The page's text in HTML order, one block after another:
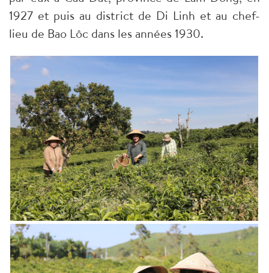
1927 et puis au district de Di Linh et au chef-
lieu de Bao Lôc dans les années 1930.